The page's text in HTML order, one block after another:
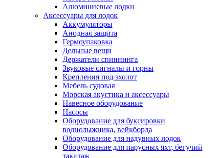
Алюминиевые лодки
Аксессуары для лодок
Аккумуляторы
Анодная защита
Гермоупаковка
Дельные вещи
Держатели спиннинга
Звуковые сигналы и горны
Крепления под эхолот
Мебель судовая
Морская акустика и аксессуары
Навесное оборудование
Насосы
Оборудование для буксировки
воднолыжника, вейкборда
Оборудование для надувных лодок
Оборудование для парусных яхт, бегучий
такелаж